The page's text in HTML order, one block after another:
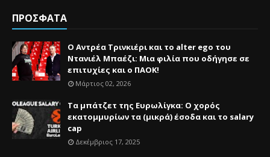
ΠΡΟΣΦΑΤΑ
Ο Αντρέα Τρινκιέρι και το alter ego του
Ντανιέλ Μπαέζι: Μια φιλία που οδήγησε σε
επιτυχίες και ο ΠΑΟΚ!
Μάρτιος 02, 2026
Τα μπάτζετ της Ευρωλίγκα: Ο χορός
εκατομμυρίων τα (μικρά) έσοδα και το salary
cap
Δεκέμβριος 17, 2025